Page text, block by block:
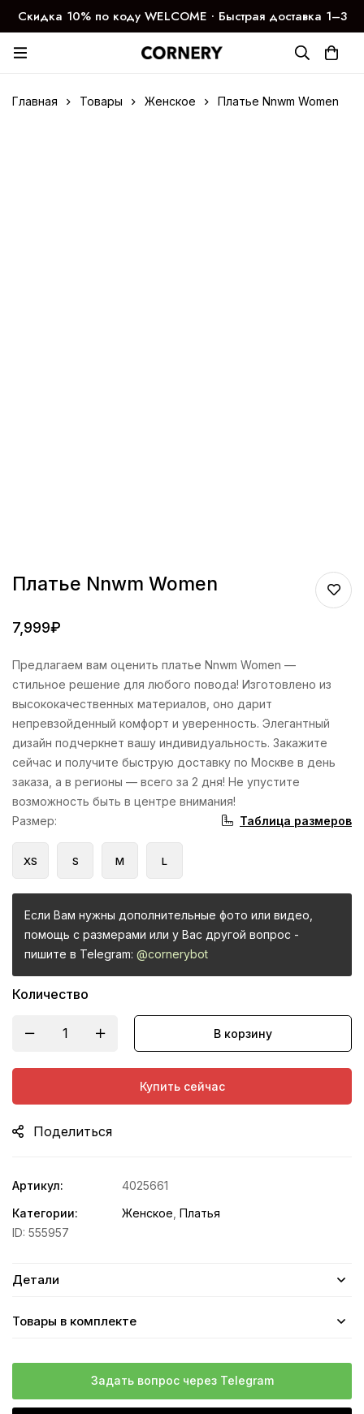
Скидка 10% по коду WELCOME ∙ Быстрая доставка 1–3
дня
Главная Товары Женское Платье Nnwm Women
Платье Nnwm Women
7,999₽
Предлагаем вам оценить платье Nnwm Women —
стильное решение для любого повода! Изготовлено из
высококачественных материалов, оно дарит
непревзойденный комфорт и уверенность. Элегантный
дизайн подчеркнет вашу индивидуальность. Закажите
сейчас и получите быструю доставку по Москве в день
заказа, а в регионы — всего за 2 дня! Не упустите
возможность быть в центре внимания!
Размер: Таблица размеров
XS S M L
Если Вам нужны дополнительные фото или видео,
помощь с размерами или у Вас другой вопрос -
пишите в Telegram: @cornerybot
Количество
В корзину
Купить сейчас
Поделиться
Артикул:
4025661
Категории:
Женское Платья
ID: 555957
Детали
Товары в комплекте
Задать вопрос через Telegram